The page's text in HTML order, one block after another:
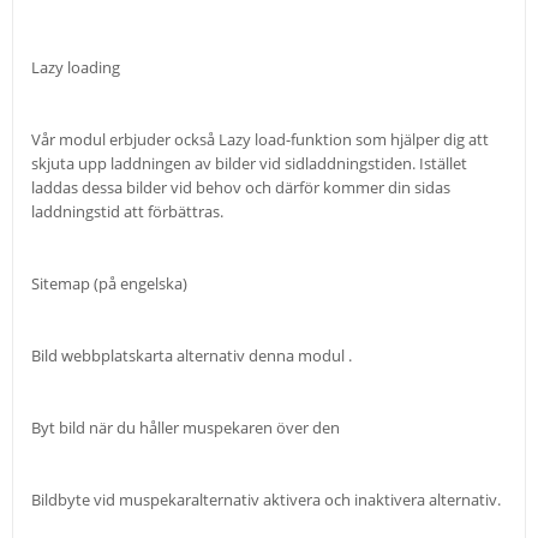
Lazy loading
Vår modul erbjuder också Lazy load-funktion som hjälper dig att
skjuta upp laddningen av bilder vid sidladdningstiden. Istället
laddas dessa bilder vid behov och därför kommer din sidas
laddningstid att förbättras.
Sitemap (på engelska)
Bild webbplatskarta alternativ denna modul .
Byt bild när du håller muspekaren över den
Bildbyte vid muspekaralternativ aktivera och inaktivera alternativ.